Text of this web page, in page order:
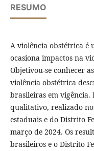
RESUMO
A violência obstétrica é
ocasiona impactos na
Objetivou-se conhecer
violência obstétrica
brasileiras em vigência.
qualitativo, realizado
estaduais e do Distrito
março de 2024. Os
brasileiros e o Distrito